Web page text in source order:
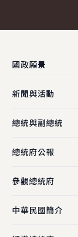
國政願景
新聞與活動
總統與副總統
總統府公報
參觀總統府
中華民國簡介